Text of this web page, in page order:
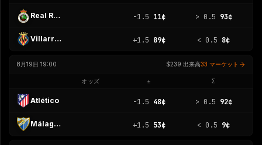
Real Racing Club -1.5 11¢ > 0.5 93¢
Villarreal +1.5 89¢ < 0.5 8¢
8月19日 19:00 $239 出来高33 マーケット
オッズ ± Σ
Atlético -1.5 48¢ > 0.5 92¢
Málaga CF +1.5 53¢ < 0.5 9¢